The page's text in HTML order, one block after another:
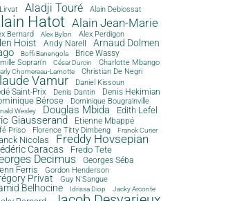
Aladji Touré Alain Debiossat
Hatot Alain Jean-Marie
Bernard Alex Bylon Alex Perdigon
Hoist Andy Narell Arnaud Dolmen
Boffi Banengola
Brice Wassy
Sopran'n
César Durcin Charlotte Mbango
Chomereau-Lamotte Christian De Negri
Vamur Daniel Kissoun
Saint-Prix Denis Dantin Denis Hekimian
Bérose Dominique Bougrainville
Wesley Douglas Mbida Edith Lefel
Giausserand Etienne Mbappé
Priso Florence Titty Dimbeng Franck Curier
Nicolas Freddy Hovsepian
Caracas Fredo Tete
Decimus Georges Séba
Ferris Gordon Henderson
Privat Guy N'Sangue
Belhocine Idrissa Diop Jacky Arconte